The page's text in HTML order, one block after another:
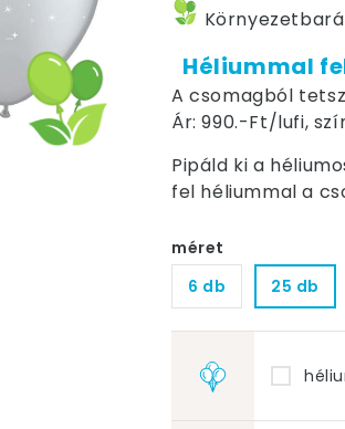
Héliummal
A csomagból
Ár: 990.-Ft/lufi,
Pipáld ki a
fel héliummal a
méret
6 db
25 db